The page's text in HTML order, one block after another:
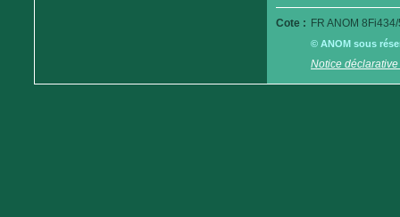
Cote : FR ANOM
© ANOM sous
Notice